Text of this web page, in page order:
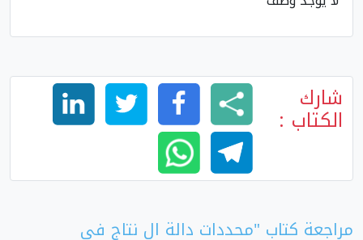
شارك
الكتاب :
مراجعة كتاب "محددات دالة ال نتاج في